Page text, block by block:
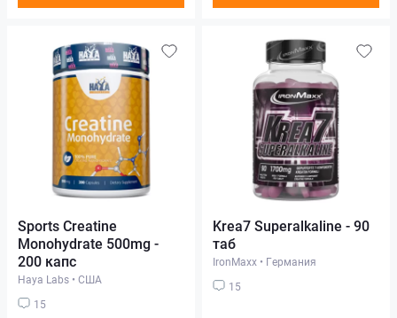
Sports Creatine
Monohydrate 500mg -
200 капс
Haya Labs • США
15
Krea7 Superalkaline - 90
таб
IronMaxx • Германия
15